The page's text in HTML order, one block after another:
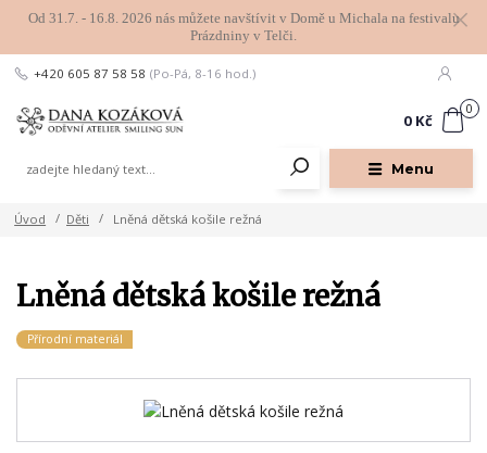
Od 31.7. - 16.8. 2026 nás můžete navštívit v Domě u Michala na festivalu
Prázdniny v Telči.
Menu
+420 605 87 58 58 (Po-Pá, 8-16 hod.)
0
0 Kč
Úvod Děti Lněná dětská košile režná
Lněná dětská košile režná
Přírodní materiál